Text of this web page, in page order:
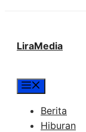
LiraMedia
Berita
Hiburan